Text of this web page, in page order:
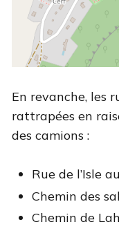
En revanche, les
rattrapées en
des camions :
Rue de l’Isle
Chemin des
Chemin de